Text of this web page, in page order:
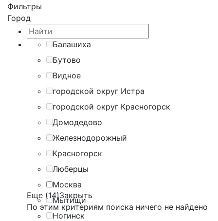
Фильтры
Город
Балашиха
Бутово
Видное
городской округ Истра
городской округ Красногорск
Домодедово
Железнодорожный
Красногорск
Люберцы
Москва
Мытищи
Ногинск
Еще (14)Закрыть
По этим критериям поиска ничего не найдено